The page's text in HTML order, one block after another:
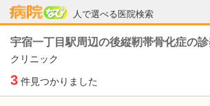
人で選べる医院検索
病院なび
宇宿一丁目駅周辺の後縦靭帯骨化症の
クリニック
3 件見つかりました